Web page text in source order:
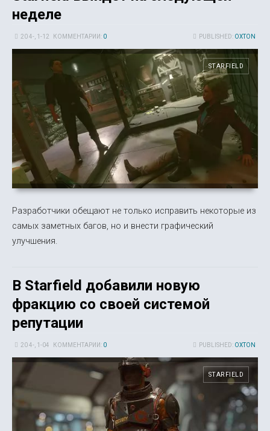
неделе
PUBLISHED: OXTON
20 4-, 1-12 КОММЕНТАРИИ: 0
STARFIELD
Разработчики обещают не только исправить некоторые из
самых заметных багов, но и внести графический
улучшения.
В Starfield добавили новую
фракцию со своей системой
репутации
PUBLISHED: OXTON
20 4-, 1-04 КОММЕНТАРИИ: 0
STARFIELD